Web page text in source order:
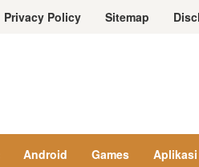
Privacy Policy Sitemap
Android Games Aplikasi